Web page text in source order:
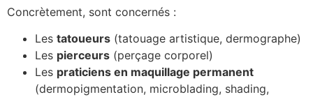
Concrètement, sont concernés :
Les tatoueurs (tatouage artistique, dermographe)
Les pierceurs (perçage corporel)
Les praticiens en maquillage permanent
(dermopigmentation, microblading, shading,